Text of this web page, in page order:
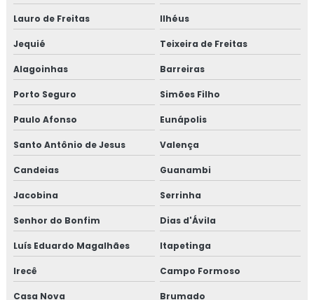
Lauro de Freitas Ilhéus
Jequié Teixeira de Freitas
Alagoinhas Barreiras
Porto Seguro Simões Filho
Paulo Afonso Eunápolis
Santo Antônio de Jesus Valença
Candeias Guanambi
Jacobina Serrinha
Senhor do Bonfim Dias d'Ávila
Luís Eduardo Magalhães Itapetinga
Irecê Campo Formoso
Casa Nova Brumado